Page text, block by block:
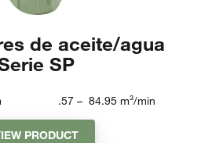
de aceite/agua
SP
.57 – 84.95 m³/min
PRODUCT